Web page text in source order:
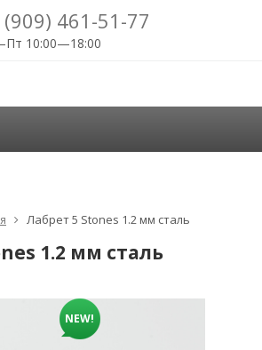
(909) 461-51-77
10:00—18:00
Лабрет 5 Stones 1.2 мм сталь
1.2 мм сталь
NEW!